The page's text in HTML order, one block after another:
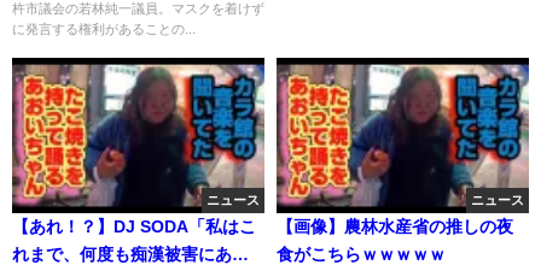
杵市議会の若林純一議員。マスクを着けず
に発言する権利があることの...
ニュース
【あれ！？】DJ SODA「私はこ
れまで、何度も痴漢被害にあっ
ニュース
【画像】農林水産省の推しの夜
食がこちらｗｗｗｗｗ